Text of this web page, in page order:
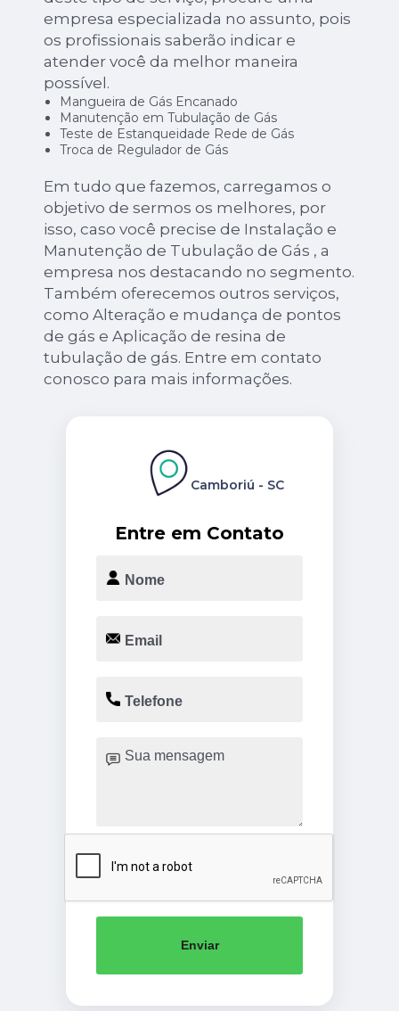
empresa especializada no assunto, pois
os profissionais saberão indicar e
atender você da melhor maneira
possível.
Mangueira de Gás Encanado
Manutenção em Tubulação de Gás
Teste de Estanqueidade Rede de Gás
Troca de Regulador de Gás
Em tudo que fazemos, carregamos o
objetivo de sermos os melhores, por
isso, caso você precise de Instalação e
Manutenção de Tubulação de Gás , a
empresa nos destacando no segmento.
Também oferecemos outros serviços,
como Alteração e mudança de pontos
de gás e Aplicação de resina de
tubulação de gás. Entre em contato
conosco para mais informações.
Entre em Contato
Camboriú - SC
Enviar